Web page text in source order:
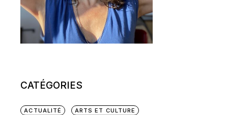
CATÉGORIES
ACTUALITÉ ARTS ET CULTURE